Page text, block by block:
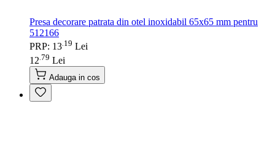
Presa decorare patrata din otel inoxidabil 65x65 mm pentru
512166
PRP: 13.19 Lei
12 79 Lei
Adauga in cos